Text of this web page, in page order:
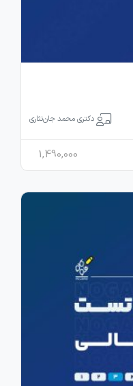
دکتری محمد جان‌نثاری
1,490,000